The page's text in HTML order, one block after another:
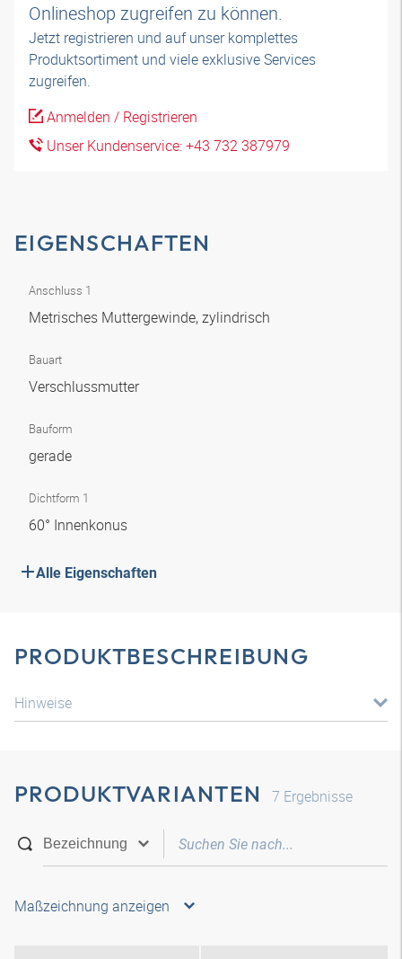
Onlineshop zugreifen zu können.
Jetzt registrieren und auf unser komplettes
Produktsortiment und viele exklusive Services
zugreifen.
Anmelden / Registrieren
Unser Kundenservice: +43 732 387979
EIGENSCHAFTEN
Anschluss 1
Metrisches Muttergewinde, zylindrisch
Bauart
Verschlussmutter
Bauform
gerade
Dichtform 1
60° Innenkonus
Alle Eigenschaften
PRODUKTBESCHREIBUNG
Hinweise
PRODUKTVARIANTEN 7 Ergebnisse
Maßzeichnung anzeigen